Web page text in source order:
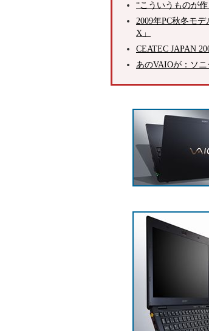
“こういうものが
2009年PC秋冬モ
X」
CEATEC JAPAN
あのVAIOが：ソ